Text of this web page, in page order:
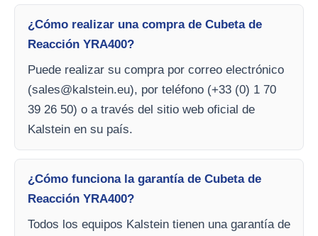
¿Cómo realizar una compra de Cubeta de
Reacción YRA400?
Puede realizar su compra por correo electrónico
(sales@kalstein.eu), por teléfono (+33 (0) 1 70
39 26 50) o a través del sitio web oficial de
Kalstein en su país.
¿Cómo funciona la garantía de Cubeta de
Reacción YRA400?
Todos los equipos Kalstein tienen una garantía de